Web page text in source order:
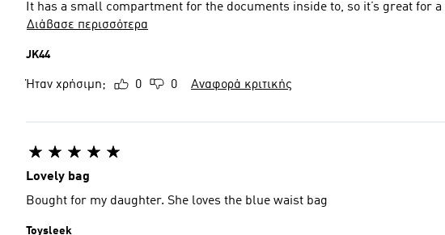
It has a small compartment for the documents inside to, so it’s great for
Διάβασε περισσότερα
JK44
Ήταν χρήσιμη; 0 0 Αναφορά κριτικής
Lovely bag
Bought for my daughter. She loves the blue waist bag
Toysleek